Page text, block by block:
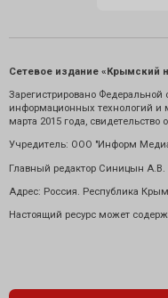
Сетевое издание «Крымский
Зарегистрировано Федеральной
информационных технологий и
марта 2015 года,
Учредитель: ООО "Информ
Главный редактор Синицын А.В.
Адрес: Россия. Республика
Настоящий ресурс может